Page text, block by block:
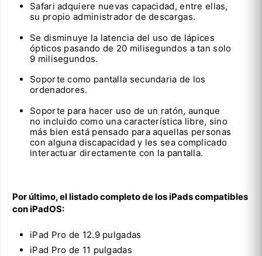
Safari adquiere nuevas capacidad, entre ellas,
su propio administrador de descargas.
Se disminuye la latencia del uso de lápices
ópticos pasando de 20 milisegundos a tan solo
9 milisegundos.
Soporte como pantalla secundaria de los
ordenadores.
Soporte para hacer uso de un ratón, aunque
no incluido como una característica libre, sino
más bien está pensado para aquellas personas
con alguna discapacidad y les sea complicado
interactuar directamente con la pantalla.
Por último, el listado completo de los iPads compatibles
con iPadOS:
iPad Pro de 12.9 pulgadas
iPad Pro de 11 pulgadas